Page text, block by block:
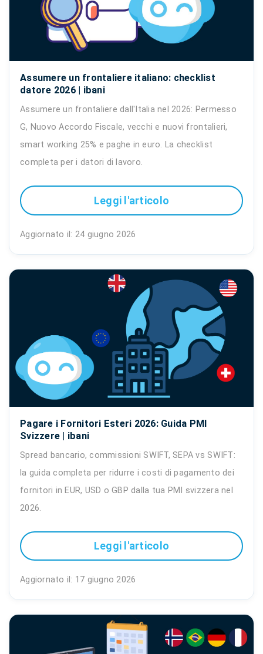
Assumere un frontaliere italiano: checklist
datore 2026 | ibani
Assumere un frontaliere dall'Italia nel 2026: Permesso
G, Nuovo Accordo Fiscale, vecchi e nuovi frontalieri,
smart working 25% e paghe in euro. La checklist
completa per i datori di lavoro.
Leggi l'articolo
Aggiornato il: 24 giugno 2026
Pagare i Fornitori Esteri 2026: Guida PMI
Svizzere | ibani
Spread bancario, commissioni SWIFT, SEPA vs SWIFT:
la guida completa per ridurre i costi di pagamento dei
fornitori in EUR, USD o GBP dalla tua PMI svizzera nel
2026.
Leggi l'articolo
Aggiornato il: 17 giugno 2026